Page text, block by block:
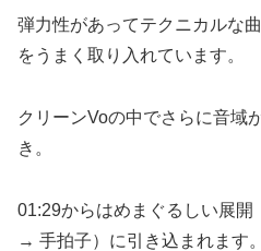
弾力性があってテクニカルな
をうまく取り入れています。
クリーンVoの中でさらに音域
き。
01:29からはめまぐるしい展
→ 手拍子）に引き込まれます。